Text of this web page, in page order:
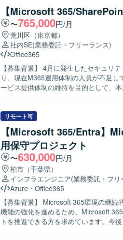
び課題整理を行っていただきます。
構築/試験/切替課題整理や、Exchange
関する構築/試験/切替課題整理、Teams
領域の構築/試験/運用引継ぎ課題整理も
AddressLook Online等の関連システム
験・切替資料をもとにした進捗/課題/リ
捗確認、成果物レビュー、試験結果や
っていただきます。あわせて、元請け
整理、遅延課題や未決事項、他社依存
ション、現PLまたは既存メンバーから
術指示を待つことなく自ら課題を整理
技術担当とPM/PMOの間に立ち、技術
らの参画でも短期間で状況を把握し課
項がある状況でも冷静に優先順位を付
ュニケーション力をお持ちの方、タフ
不明点を抱え込まず適切にエスカレー
先順位を見極めて行動できる方を想定しております。 【ポジションの
プロジェクトにおいて、技術チームの
までの全工程に深く関わることができ
など幅広いMicrosoft 365関連技術を横
ジェクトをリカバリし推進していくリ
意思決定や論点整理を主導しながら、
体を前進させるやりがいがあります。 【開発環境】 Microsoft 365、Entra ID、Entra
【Microsoft 365/
〜765,000円/月
荒川区（東京都）
社内SE(業務委託・フリーランス)
Office365
【募集背景】 4月に発生したセキュリ
り、現在M365運用体制の人員が不足
ービス提供体制の維持を目的として、本ポジシ
体の利用ルール・ガイドライン整備、
を行っていただきます。単なる運用に
割を担っていただきます。 【求める人物像】 ユーザー部門と円滑にコミュニケーションを取り
ながら、M365の活用を主体的にリード
の背景を理解しつつ、利用部門のニー
ましいです。また、自ら課題を発見し、改
ションの魅力】 全社レベルでのM365
に直接貢献できる環境です。セキュリ
関わることができ、コラボレーション
を積むことができます。 【開発環境】 Microsoft 365（Teams / SharePoint / OneDrive /
Outlook 等）、SharePoint Online、
Automate）などを利用しております。
リモート可
【Microsoft 365/Entra】
用保守プロジェクト
〜630,000円/月
柏市（千葉県）
インフラエンジニア(業務委託・フリ
Azure ・ Office365
【募集背景】 Microsoft 365環境の継
機能の強化を進めるため、Microsoft
トを推進できる方を求めています。今